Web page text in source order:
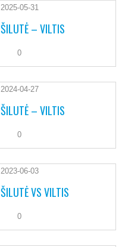
2025-05-31
ŠILUTĖ – VILTIS
0
2024-04-27
ŠILUTĖ – VILTIS
0
2023-06-03
ŠILUTĖ VS VILTIS
0